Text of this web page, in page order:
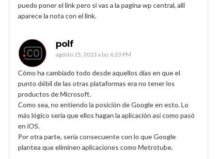
puedo poner el link pero si vas a la pagina wp central, alli
aparece la nota con el link.
polf
agosto 15, 2013 a las 6:23 PM
Cómo ha cambiado todo desde aquellos días en que el
punto débil de las otras plataformas era no tener los
productos de Microsoft.
Como sea, no entiendo la posición de Google en esto. Lo
más lógico sería que ellos hagan la aplicación así como pasó
en iOS.
Por otra parte, sería consecuente con lo que Google
plantea que eliminen aplicaciones como Metrotube.